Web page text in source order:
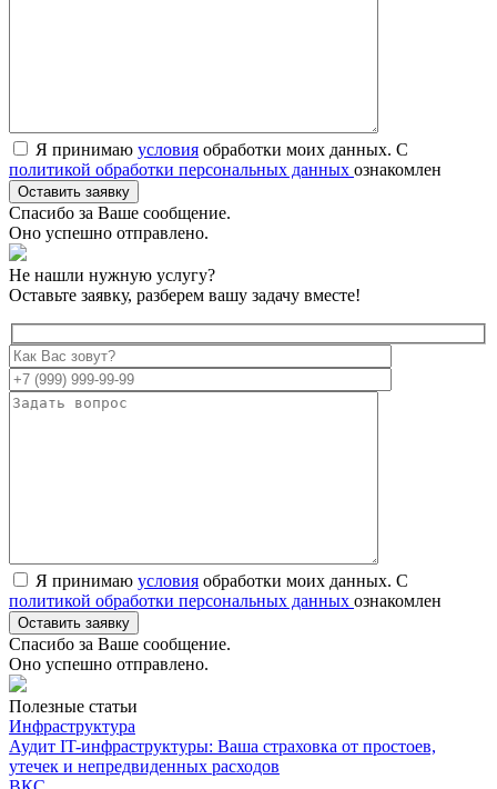
Я принимаю условия обработки моих данных. С
политикой обработки персональных данных ознакомлен
Спасибо за Ваше сообщение.
Оно успешно отправлено.
Не нашли нужную услугу?
Оставьте заявку, разберем вашу задачу вместе!
Я принимаю условия обработки моих данных. С
политикой обработки персональных данных ознакомлен
Спасибо за Ваше сообщение.
Оно успешно отправлено.
Полезные статьи
Инфраструктура
Аудит IT-инфраструктуры: Ваша страховка от простоев,
утечек и непредвиденных расходов